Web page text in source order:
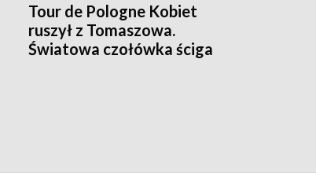
Tour de Pologne Kobiet
ruszył z Tomaszowa.
Światowa czołówka ściga